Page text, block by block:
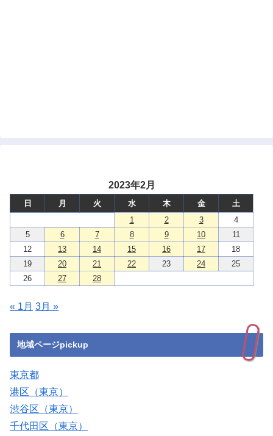
2023年2月
日 月 火 水 木 金
土
1
2 3
4
5
6 7 8 9 10
11
12
13 14 15 16 17
18
19
20 21 22 23 24
25
26
27 28
« 1月 3月 »
地域ページpickup
東京都
港区（東京）
渋谷区（東京）
千代田区（東京）